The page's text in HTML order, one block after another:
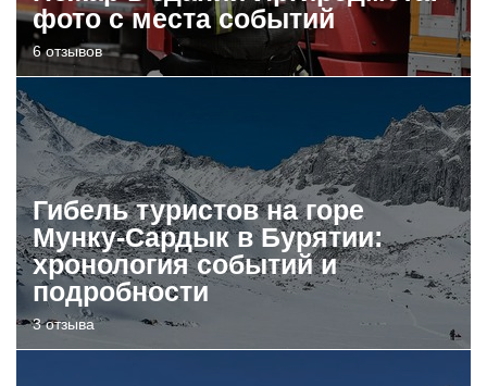
фото с места событий
6 отзывов
Гибель туристов на горе
Мунку-Сардык в Бурятии:
хронология событий и
подробности
3 отзыва